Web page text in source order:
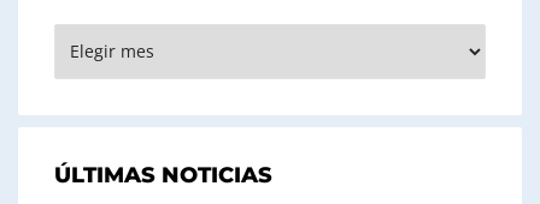
ÚLTIMAS NOTICIAS